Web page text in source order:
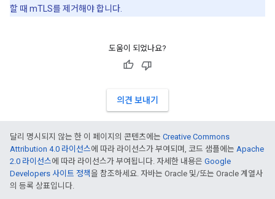
할 때 mTLS를 제거해야 합니다.
도움이 되었나요?
의견 보내기
달리 명시되지 않는 한 이 페이지의 콘텐츠에는 Creative Commons
Attribution 4.0 라이선스에 따라 라이선스가 부여되며, 코드 샘플에는 Apache
2.0 라이선스에 따라 라이선스가 부여됩니다. 자세한 내용은 Google
Developers 사이트 정책을 참조하세요. 자바는 Oracle 및/또는 Oracle 계열사
의 등록 상표입니다.